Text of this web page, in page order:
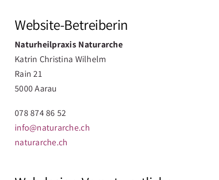
Kontakt
Website-Betreiberin
Naturheilpraxis Naturarche
Katrin Christina Wilhelm
Rain 21
5000 Aarau
078 874 86 52
info@naturarche.ch
naturarche.ch